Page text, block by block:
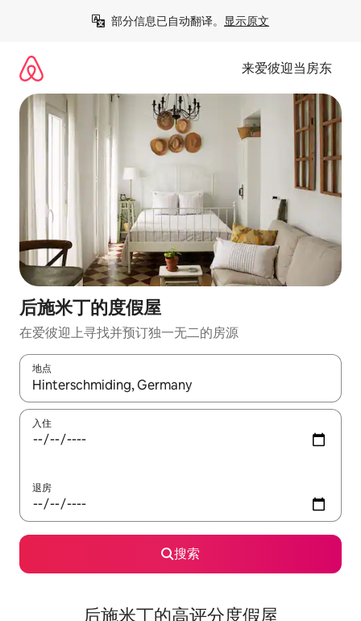
部分信息已自动翻译。 显示原文
来爱彼迎当房东
后施米丁的度假屋
在爱彼迎上寻找并预订独一无二的房源
地点
如有搜索结果，请使用上下方向键查看，或通过点击或滑动手势
入住
退房
搜索
后施米丁的高评分度假屋